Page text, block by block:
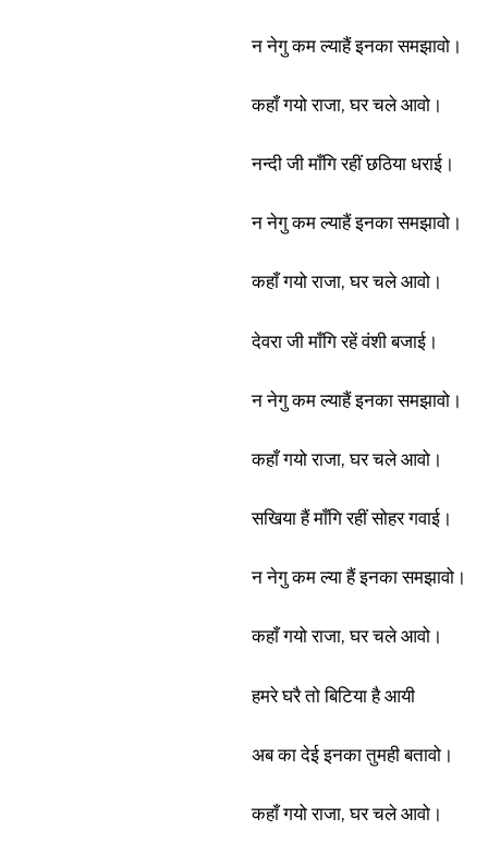
न नेगु कम ल्याहैं इनका समझावो।
कहाँ गयो राजा, घर चले आवो।
नन्दी जी माँगि रहीं छठिया धराई।
न नेगु कम ल्याहैं इनका समझावो।
कहाँ गयो राजा, घर चले आवो।
देवरा जी माँगि रहें वंशी बजाई।
न नेगु कम ल्याहैं इनका समझावो।
कहाँ गयो राजा, घर चले आवो।
सखिया हैं माँगि रहीं सोहर गवाई।
न नेगु कम ल्या हैं इनका समझावो।
कहाँ गयो राजा, घर चले आवो।
हमरे घरै तो बिटिया है आयी
अब का देई इनका तुमही बतावो।
कहाँ गयो राजा, घर चले आवो।